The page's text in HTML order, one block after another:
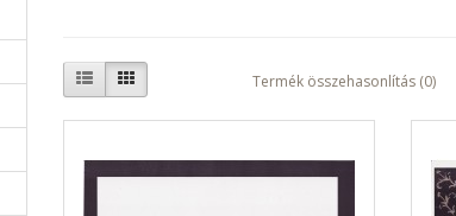
Termék összehasonlítás (0)